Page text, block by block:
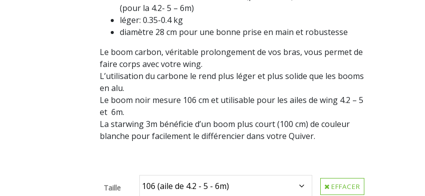
(pour la 4.2- 5 – 6m)
léger: 0.35-0.4 kg
diamètre 28 cm pour une bonne prise en main et robustesse
Le boom carbon, véritable prolongement de vos bras, vous permet de
faire corps avec votre wing.
L’utilisation du carbone le rend plus léger et plus solide que les booms
en alu.
Le boom noir mesure 106 cm et utilisable pour les ailes de wing 4.2 – 5
et 6m.
La starwing 3m bénéficie d’un boom plus court (100 cm) de couleur
blanche pour facilement le différencier dans votre Quiver.
Taille EFFACER